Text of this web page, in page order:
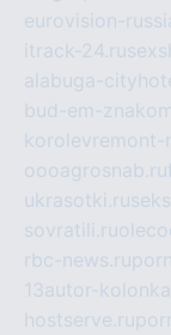
eurovision-
itrack-24.ru
alabuga-
bud-em-
korolevremont-
oooagrosnab.ru
ukrasotki.ru
sovratili.ru
rbc-news.ru
13autor-
hostserve.ru